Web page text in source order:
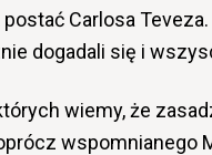
postać Carlosa
dogadali się i
wiemy, że
wspomnianego